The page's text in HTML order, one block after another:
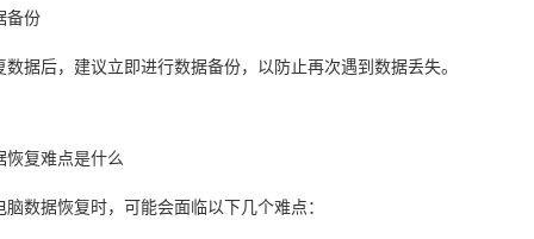
备份
数据后，建议立即进行数据备份，以防止再次遇到数据丢失。
恢复难点是什么
脑数据恢复时，可能会面临以下几个难点：